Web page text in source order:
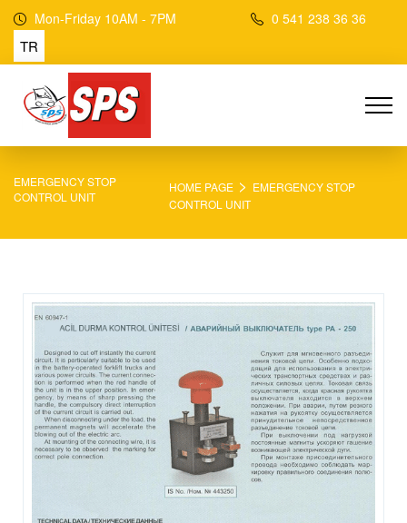
Mon-Friday 10AM - 7PM 0 541 238 36 36
TR
EMERGENCY STOP
CONTROL UNIT
HOME PAGE> EMERGENCY STOP
CONTROL UNIT